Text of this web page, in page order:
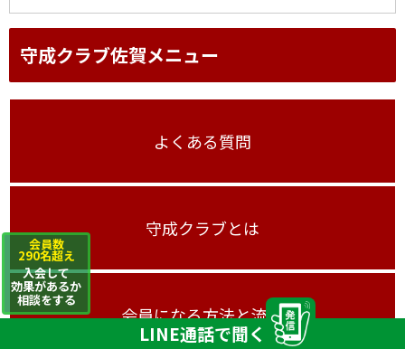
守成クラブ佐賀メニュー
よくある質問
守成クラブとは
会員になる方法と流れ
会員数
290名超え
入会して
効果があるか
相談をする
LINE通話で聞く